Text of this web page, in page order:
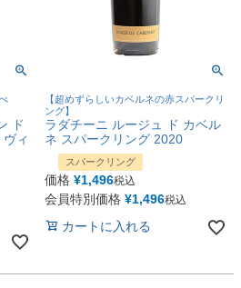
ド
ィ
【超めずらしいカベルネの赤スパークリ
ング】
ラダチーニ ルージュ ド カベル
ネ スパークリング 2020
スパークリング
価格 ¥1,496税込
会員特別価格 ¥1,496税込
カートに入れる